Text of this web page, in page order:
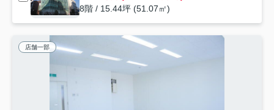
8階 / 15.44坪 (51.07㎡)
店舗一部